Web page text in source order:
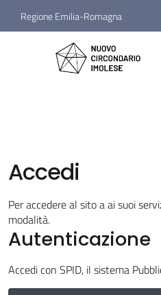
Vai al contenuto
Vai alla navigazione
Vai al footer
Regione Emilia-Romagna
Nuovo Circondario
Nuovo
Servizi
Vivere
il
Accedi
Per accedere al sito a ai suoi
modalità.
Autenticazione
Accedi con SPID, il sistema